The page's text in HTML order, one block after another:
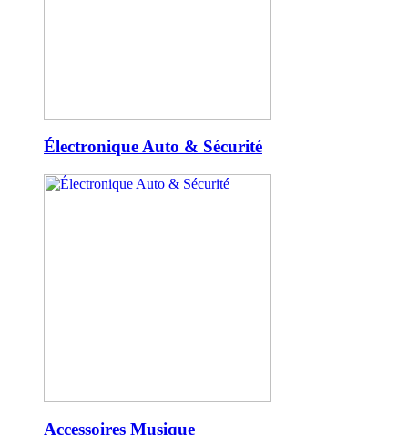
Électronique Auto & Sécurité
Accessoires Musique